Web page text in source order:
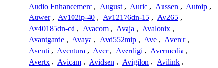
Audio Enhancement , August , Auric , Aussen , Autoip ,
Auwer , Av102ip-40 , Av12176dn-15 , Av265 ,
Av40185dn-cd , Avacom , Avaja , Avalonix ,
Avantgarde , Avaya , Avd552mip , Ave , Avenir ,
Aventi , Aventura , Aver , Averdigi , Avermedia ,
Avertx , Avicam , Avidsen , Avigilon , Avilink ,